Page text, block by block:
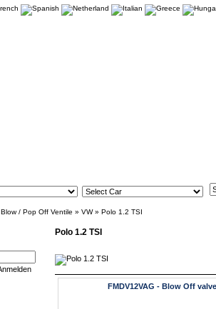
Blow / Pop Off Ventile » VW» Polo 1.2 TSI
Polo 1.2 TSI
FMDV12VAG - Blow Off